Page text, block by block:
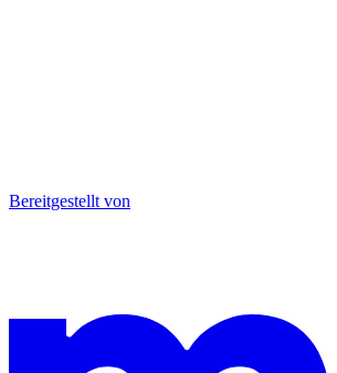
Bereitgestellt von